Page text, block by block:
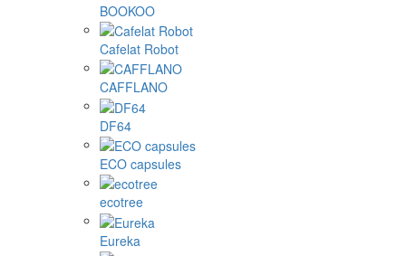
BOOKOO
Cafelat Robot
CAFFLANO
DF64
ECO capsules
ecotree
Eureka